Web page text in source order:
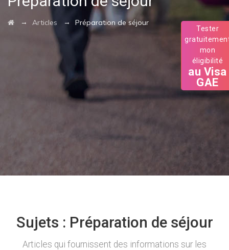
Tester
mon
éligibilité
au Visa
GAE
→ Articles → Préparation de séjour
Sujets : Préparation de séjour
Articles qui fournissent des informations sur les